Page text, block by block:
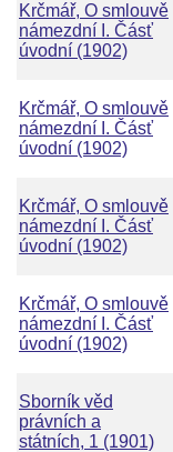
Krčmář, O smlouvě
námezdní I. Čásť
úvodní (1902)
Krčmář, O smlouvě
námezdní I. Čásť
úvodní (1902)
Krčmář, O smlouvě
námezdní I. Čásť
úvodní (1902)
Krčmář, O smlouvě
námezdní I. Čásť
úvodní (1902)
Sborník věd
právních a
státních, 1 (1901)